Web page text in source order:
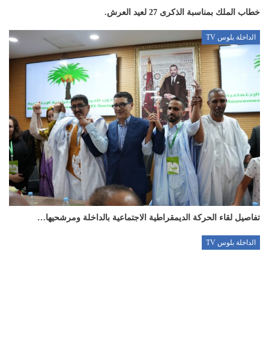
خطاب الملك بمناسبة الذكرى 27 لعيد العرش.
الداخلة بلوس TV
تفاصيل لقاء الحركة الديمقراطية الاجتماعية بالداخلة ومرشحيها…
الداخلة بلوس TV